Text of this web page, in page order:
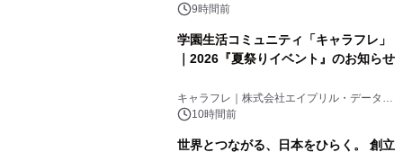
9時間前
学園生活コミュニティ「キャラフレ」
｜2026『夏祭りイベント』のお知らせ
キャラフレ｜株式会社エイプリル・データ・
デザインズ
10時間前
世界とつながる、日本をひらく。 創立